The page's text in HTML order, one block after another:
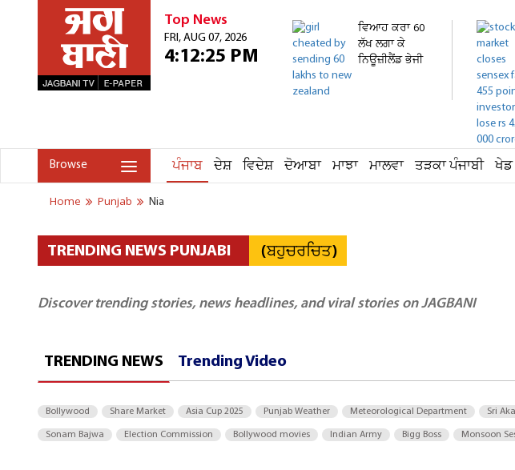
Top News
FRI, AUG 07, 2026
4:12:25 PM
ਵਿਆਹ ਕਰਾ 60
ਲੱਖ ਲਗਾ ਕੇ
ਨਿਊਜ਼ੀਲੈਂਡ ਭੇਜੀ
Browse ਪੰਜਾਬ ਦੇਸ਼ ਵਿਦੇਸ਼ ਦੋਆਬਾ ਮਾਝਾ ਮਾਲਵਾ ਤੜਕਾ ਪੰਜਾਬੀ ਖੇਡ
Home Punjab Nia
TRENDING NEWS PUNJABI (ਬਹੁਚਰਚਿਤ)
Discover trending stories, news headlines, and viral stories on JAGBANI
TRENDING NEWS Trending Video
Bollywood Share Market Asia Cup 2025 Punjab Weather Meteorological Department Sri
Sonam Bajwa Election Commission Bollywood movies Indian Army Bigg Boss Monsoon